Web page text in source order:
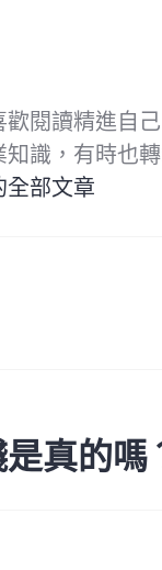
閱讀精進自
識，有時也轉
全部文章
真的